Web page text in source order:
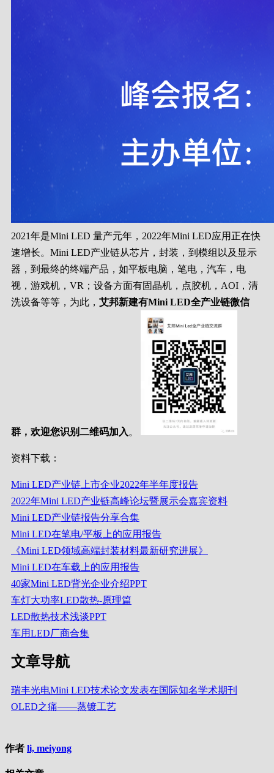
2021年是Mini LED 量产元年，2022年Mini LED应用正在快
速增长。Mini LED产业链从芯片，封装，到模组以及显示
器，到最终的终端产品，如平板电脑，笔电，汽车，电
视，游戏机，VR；设备方面有固晶机，点胶机，AOI，清
洗设备等等，为此， 艾邦新建有Mini LED全产业链微信
群，欢迎您识别二维码加入 。
资料下载：
Mini LED产业链上市企业2022年半年度报告
2022年Mini LED产业链高峰论坛暨展示会嘉宾资料
Mini LED产业链报告分享合集
Mini LED在笔电/平板上的应用报告
《Mini LED领域高端封装材料最新研究进展》
Mini LED在车载上的应用报告
40家Mini LED背光企业介绍PPT
车灯大功率LED散热-原理篇
LED散热技术浅谈PPT
车用LED厂商合集
文章导航
瑞丰光电Mini LED技术论文发表在国际知名学术期刊
OLED之痛——蒸镀工艺
作者 li, meiyong